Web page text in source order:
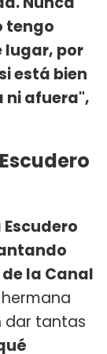
tengo
lugar, por
está bien
ni afuera",
la Canal
dar tantas